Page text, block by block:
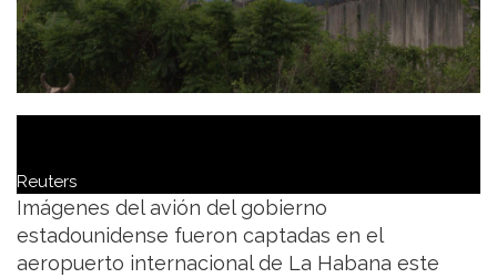
Reuters
Imágenes del avión del gobierno
estadounidense fueron captadas en el
aeropuerto internacional de La Habana este